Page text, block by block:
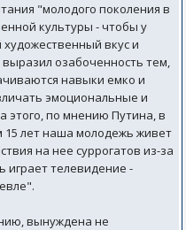
"молодого поколения в
культуры - чтобы у
вкус и
озабоченность тем,
навыки емко и
эмоциональные и
этого, по мнению Путина, в
15 лет наша молодежь живет
на нее суррогатов из-за
играет телевидение -
вынуждена не